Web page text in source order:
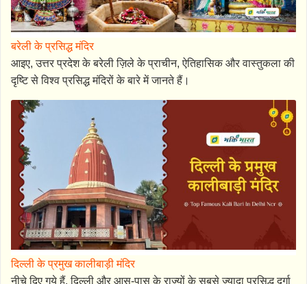
बरेली के प्रसिद्ध मंदिर
आइए, उत्तर प्रदेश के बरेली ज़िले के प्राचीन, ऐतिहासिक और वास्तुकला की
दृष्टि से विश्व प्रसिद्ध मंदिरों के बारे में जानते हैं।
दिल्ली के प्रमुख कालीबाड़ी मंदिर
नीचे दिए गये हैं, दिल्ली और आस-पास के राज्यों के सबसे ज्यादा प्रसिद्ध दुर्गा